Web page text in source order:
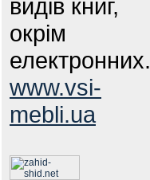
видів книг,
окрім
електронних.
www.vsi-
mebli.ua